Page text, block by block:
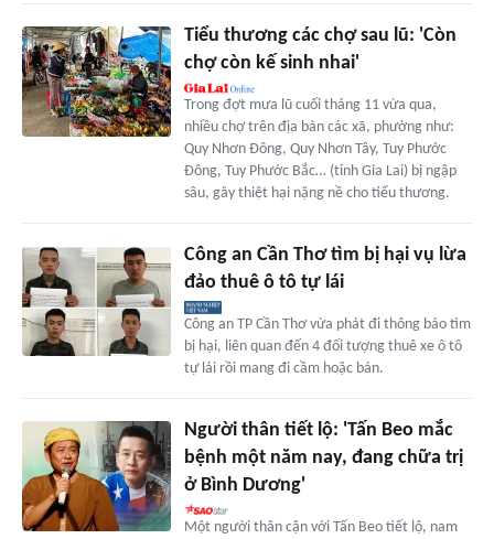
Tiểu thương các chợ sau lũ: 'Còn
chợ còn kế sinh nhai'
Trong đợt mưa lũ cuối tháng 11 vừa qua,
nhiều chợ trên địa bàn các xã, phường như:
Quy Nhơn Đông, Quy Nhơn Tây, Tuy Phước
Đông, Tuy Phước Bắc… (tỉnh Gia Lai) bị ngập
sâu, gây thiệt hại nặng nề cho tiểu thương.
Công an Cần Thơ tìm bị hại vụ lừa
đảo thuê ô tô tự lái
Công an TP Cần Thơ vừa phát đi thông báo tìm
bị hại, liên quan đến 4 đối tượng thuê xe ô tô
tự lái rồi mang đi cầm hoặc bán.
Người thân tiết lộ: 'Tấn Beo mắc
bệnh một năm nay, đang chữa trị
ở Bình Dương'
Một người thân cận với Tấn Beo tiết lộ, nam